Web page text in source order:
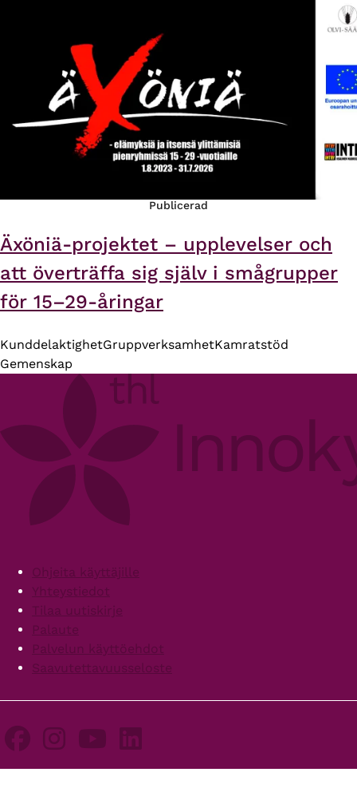
Publicerad
Äxöniä-projektet – upplevelser och
att överträffa sig själv i smågrupper
för 15–29-åringar
KunddelaktighetGruppverksamhetKamratstöd
Gemenskap
FooterOhjeita käyttäjille
Yhteystiedot
Tilaa uutiskirje
Palaute
Palvelun käyttöehdot
Saavutettavuusseloste